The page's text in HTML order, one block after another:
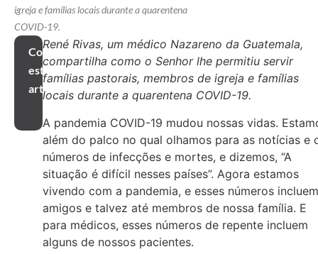
igreja e famílias locais durante a quarentena
COVID-19.
Compartilhar
este
artigo
René Rivas, um médico Nazareno da Guatemala,
compartilha como o Senhor lhe permitiu servir
famílias pastorais, membros de igreja e famílias
locais durante a quarentena COVID-19.
A pandemia COVID-19 mudou nossas vidas.
além do palco no qual olhamos para as notícias e
números de infecções e mortes, e dizemos, “A
situação é difícil nesses países”. Agora estamos
vivendo com a pandemia, e esses números incluem
amigos e talvez até membros de nossa família. E
para médicos, esses números de repente incluem
alguns de nossos pacientes.